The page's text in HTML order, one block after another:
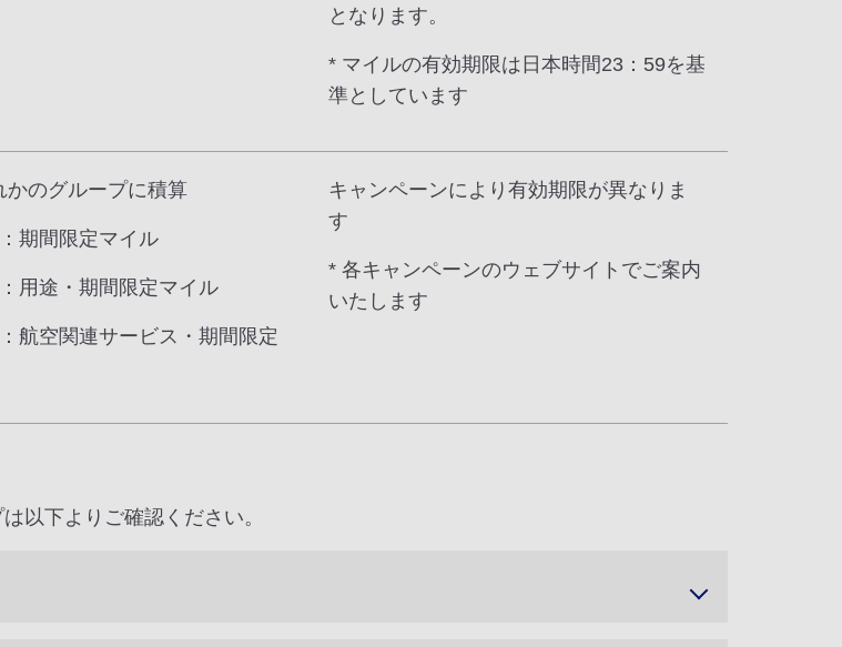
となります。
* マイルの有効期限は日本時間23：59を基
準としています
かのグループに積算
期間限定マイル
用途・期間限定マイル
航空関連サービス・期間限定
キャンペーンにより有効期限が異なりま
す
* 各キャンペーンのウェブサイトでご案内
いたします
以下よりご確認ください。